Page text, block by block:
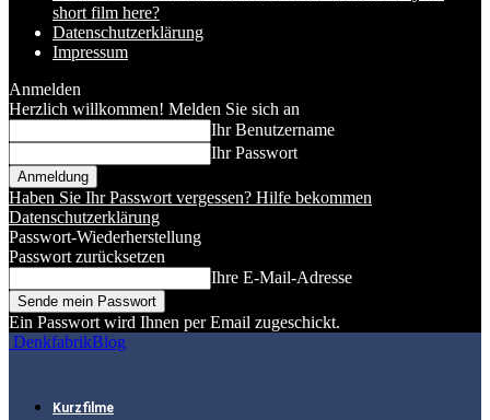
short film here?
Datenschutzerklärung
Impressum
Anmelden
Herzlich willkommen! Melden Sie sich an
Ihr Benutzername
Ihr Passwort
Haben Sie Ihr Passwort vergessen? Hilfe bekommen
Datenschutzerklärung
Passwort-Wiederherstellung
Passwort zurücksetzen
Ihre E-Mail-Adresse
Ein Passwort wird Ihnen per Email zugeschickt.
DenkfabrikBlog
Kurzfilme